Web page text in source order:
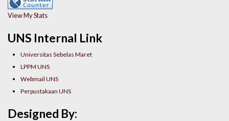
UNS Internal Link
Universitas Sebelas Maret
LPPM UNS
Webmail UNS
Perpustakaan UNS
View My Stats
Designed By: